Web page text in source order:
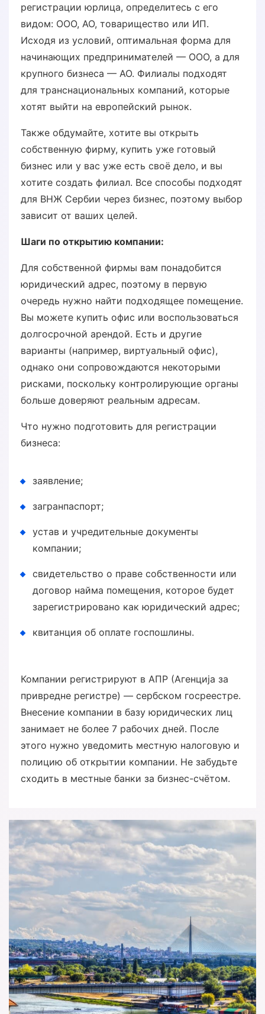
регистрации юрлица, определитесь с его
видом: ООО, АО, товарищество или ИП.
Исходя из условий, оптимальная форма для
начинающих предпринимателей — ООО, а для
крупного бизнеса — АО. Филиалы подходят
для транснациональных компаний, которые
хотят выйти на европейский рынок.
Также обдумайте, хотите вы открыть
собственную фирму, купить уже готовый
бизнес или у вас уже есть своё дело, и вы
хотите создать филиал. Все способы подходят
для ВНЖ Сербии через бизнес, поэтому выбор
зависит от ваших целей.
Шаги по открытию компании:
Для собственной фирмы вам понадобится
юридический адрес, поэтому в первую
очередь нужно найти подходящее помещение.
Вы можете купить офис или воспользоваться
долгосрочной арендой. Есть и другие
варианты (например, виртуальный офис),
однако они сопровождаются некоторыми
рисками, поскольку контролирующие органы
больше доверяют реальным адресам.
Что нужно подготовить для регистрации
бизнеса:
заявление;
загранпаспорт;
устав и учредительные документы
компании;
свидетельство о праве собственности или
договор найма помещения, которое будет
зарегистрировано как юридический адрес;
квитанция об оплате госпошлины.
Компании регистрируют в АПР (Агенција за
привредне регистре) — сербском госреестре.
Внесение компании в базу юридических лиц
занимает не более 7 рабочих дней. После
этого нужно уведомить местную налоговую и
полицию об открытии компании. Не забудьте
сходить в местные банки за бизнес-счётом.